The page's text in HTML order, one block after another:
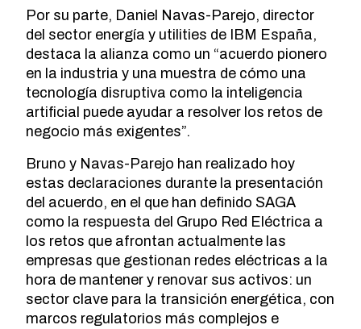
Por su parte, Daniel Navas-Parejo, director
del sector energía y utilities de IBM España,
destaca la alianza como un “acuerdo pionero
en la industria y una muestra de cómo una
tecnología disruptiva como la inteligencia
artificial puede ayudar a resolver los retos de
negocio más exigentes”.
Bruno y Navas-Parejo han realizado hoy
estas declaraciones durante la presentación
del acuerdo, en el que han definido SAGA
como la respuesta del Grupo Red Eléctrica a
los retos que afrontan actualmente las
empresas que gestionan redes eléctricas a la
hora de mantener y renovar sus activos: un
sector clave para la transición energética, con
marcos regulatorios más complejos e